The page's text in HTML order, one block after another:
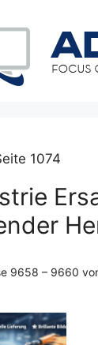
1074
9658 – 9660